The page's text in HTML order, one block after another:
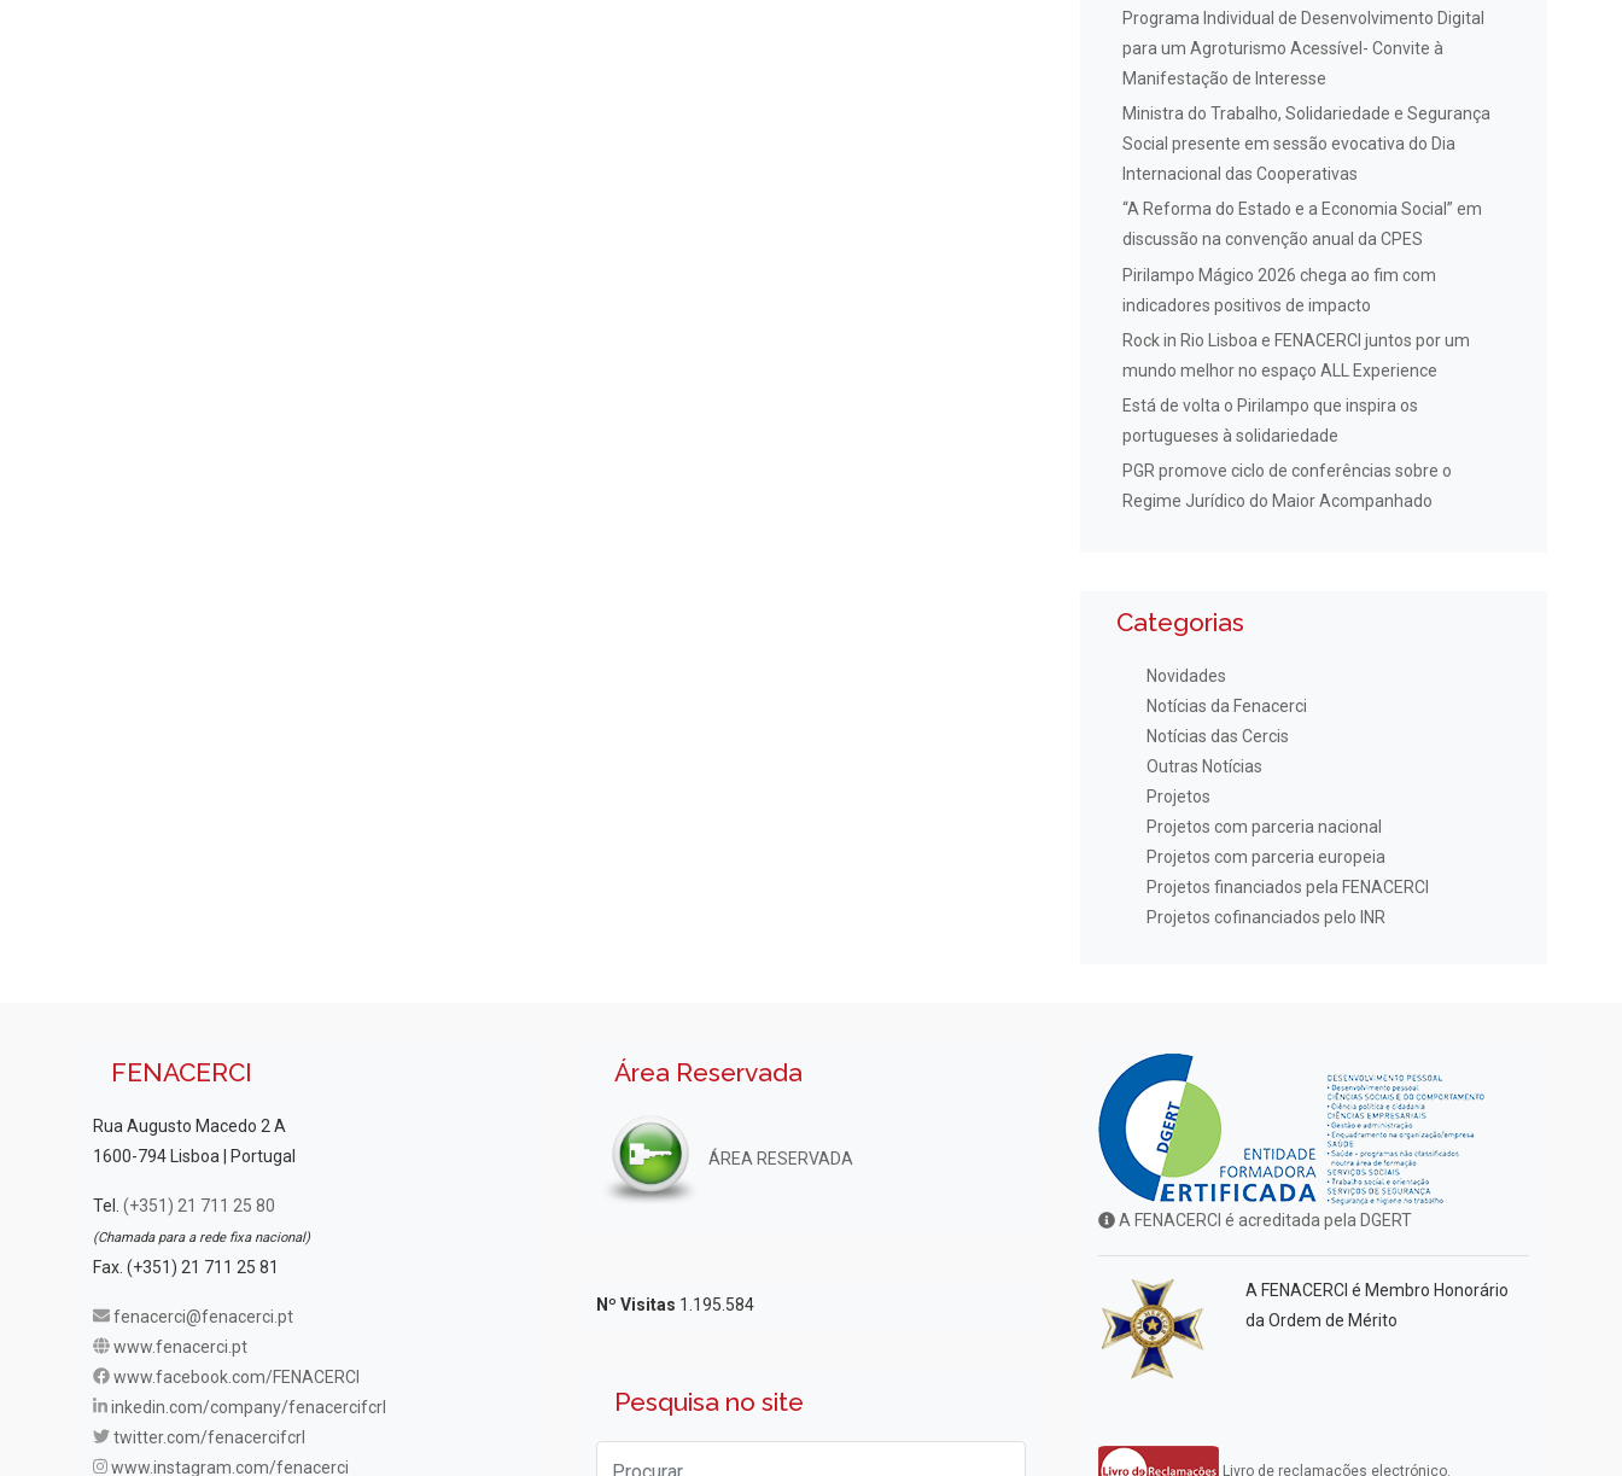
Programa Individual de Desenvolvimento Digital
para um Agroturismo Acessível- Convite à
Manifestação de Interesse
Ministra do Trabalho, Solidariedade e Segurança
Social presente em sessão evocativa do Dia
Internacional das Cooperativas
“A Reforma do Estado e a Economia Social” em
discussão na convenção anual da CPES
Pirilampo Mágico 2026 chega ao fim com
indicadores positivos de impacto
Rock in Rio Lisboa e FENACERCI juntos por um
mundo melhor no espaço ALL Experience
Está de volta o Pirilampo que inspira os
portugueses à solidariedade
PGR promove ciclo de conferências sobre o
Regime Jurídico do Maior Acompanhado
Categorias
Novidades
Notícias da Fenacerci
Notícias das Cercis
Outras Notícias
Projetos
Projetos com parceria nacional
Projetos com parceria europeia
Projetos financiados pela FENACERCI
Projetos cofinanciados pelo INR
FENACERCI
Rua Augusto Macedo 2 A
1600-794 Lisboa | Portugal
Tel. (+351) 21 711 25 80
(Chamada para a rede fixa nacional)
Fax. (+351) 21 711 25 81
fenacerci@fenacerci.pt
www.fenacerci.pt
www.facebook.com/FENACERCI
inkedin.com/company/fenacercifcrl
twitter.com/fenacercifcrl
www.instagram.com/fenacerci
Área Reservada
ÁREA RESERVADA
Nº Visitas 1.195.584
Pesquisa no site
A FENACERCI é acreditada pela DGERT
A FENACERCI é Membro Honorário
da Ordem de Mérito
Livro de reclamações electrónico.